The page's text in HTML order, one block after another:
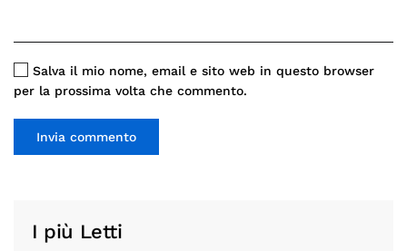
Salva il mio nome, email e sito web in questo browser
per la prossima volta che commento.
Invia commento
I più Letti